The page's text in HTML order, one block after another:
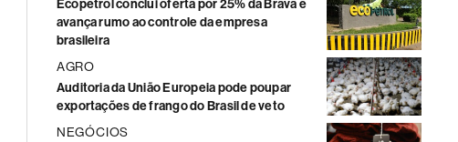
Ecopetrol conclui oferta por 25% da Brava e
avança rumo ao controle da empresa
brasileira
AGRO
Auditoria da União Europeia pode poupar
exportações de frango do Brasil de veto
NEGÓCIOS